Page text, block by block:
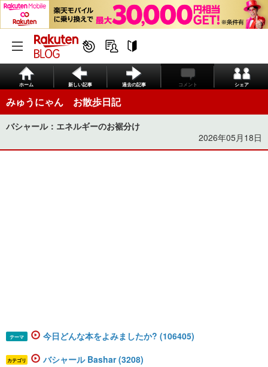
ホーム 新しい記事 過去の記事 コメント シェア
みゅうにゃん お散歩日記
バシャール：エネルギーのお裾分け
2026年05月18日
テーマ 今日どんな本をよみましたか? (106405)
カテゴリ バシャール Bashar (3208)